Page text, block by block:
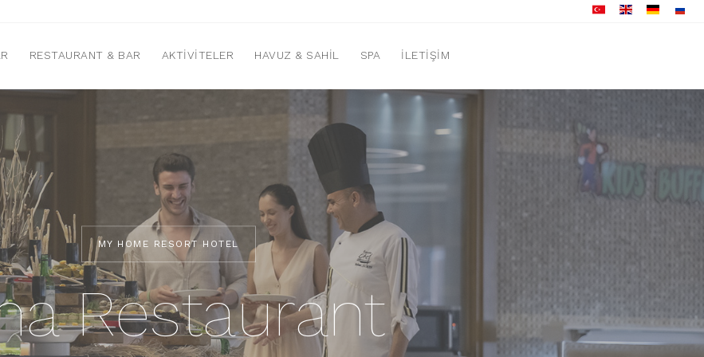
RESTAURANT & BAR AKTIVITELER HAVUZ & SAHIL SPA İLETIŞIM
MY HOME RESORT HOTEL
Restaurant